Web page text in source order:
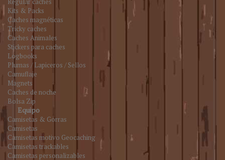
Kits & Packs
Caches magnéticas
Tricky caches
Caches Animales
Stickers para caches
Logbooks
Plumas / Lapiceros / Sellos
Camuflaje
Magnets
Caches de noche
Bolsa Zip
Equipo
Camisetas & Gorras
Camisetas
Camisetas motivo Geocaching
Camisetas trackables
Camisetas personalizables